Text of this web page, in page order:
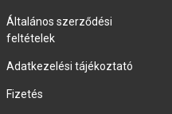
Általános szerződési
feltételek
Adatkezelési tájékoztató
Fizetés